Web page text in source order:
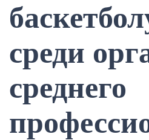
среди
среднего